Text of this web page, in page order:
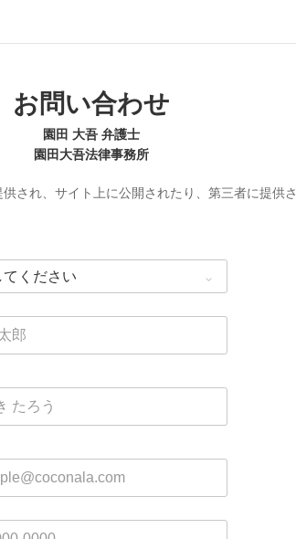
お問い合わせ
園田 大吾 弁護士
園田大吾法律事務所
され、サイト上に公開されたり、第三者に提供